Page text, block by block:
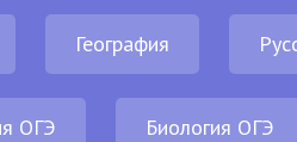
География
ОГЭ Биология ОГЭ